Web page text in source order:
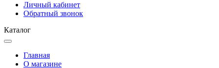
Личный кабинет
Обратный звонок
Каталог
Главная
О магазине